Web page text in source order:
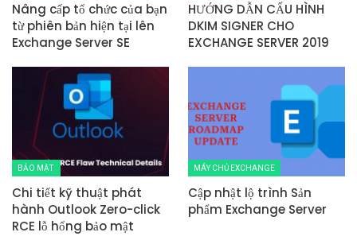
Nâng cấp tổ chức của bạn
từ phiên bản hiện tại lên
Exchange Server SE
HƯỚNG DẪN CẤU HÌNH
DKIM SIGNER CHO
EXCHANGE SERVER 2019
BẢO MẬT
Chi tiết kỹ thuật phát
hành Outlook Zero-click
RCE lỗ hổng bảo mật
MÁY CHỦ EXCHANGE
Cập nhật lộ trình Sản
phẩm Exchange Server